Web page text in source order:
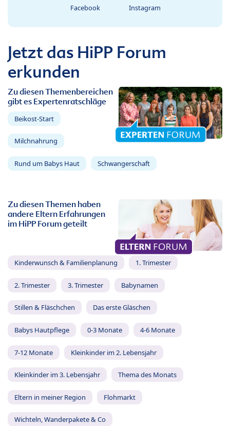
Facebook Instagram
Jetzt das HiPP Forum
erkunden
Zu diesen Themenbereichen
gibt es Expertenratschläge
Beikost-Start
Milchnahrung
Rund um Babys Haut Schwangerschaft
Zu diesen Themen haben
andere Eltern Erfahrungen
im HiPP Forum geteilt
Kinderwunsch & Familienplanung 1. Trimester
2. Trimester 3. Trimester Babynamen
Stillen & Fläschchen Das erste Gläschen
Babys Hautpflege 0-3 Monate 4-6 Monate
7-12 Monate Kleinkinder im 2. Lebensjahr
Kleinkinder im 3. Lebensjahr Thema des Monats
Eltern in meiner Region Flohmarkt
Wichteln, Wanderpakete & Co